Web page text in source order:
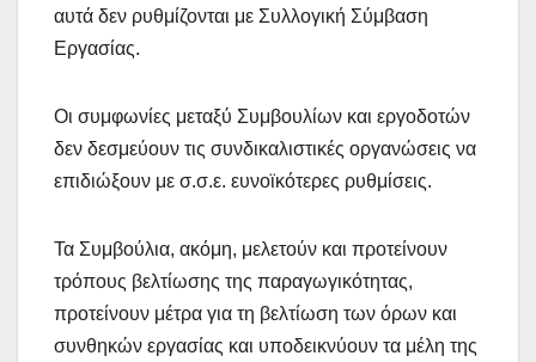
αυτά δεν ρυθμίζονται με Συλλογική Σύμβαση
Εργασίας.
Οι συμφωνίες μεταξύ Συμβουλίων και εργοδοτών
δεν δεσμεύουν τις συνδικαλιστικές οργανώσεις να
επιδιώξουν με σ.σ.ε. ευνοϊκότερες ρυθμίσεις.
Τα Συμβούλια, ακόμη, μελετούν και προτείνουν
τρόπους βελτίωσης της παραγωγικότητας,
προτείνουν μέτρα για τη βελτίωση των όρων και
συνθηκών εργασίας και υποδεικνύουν τα μέλη της